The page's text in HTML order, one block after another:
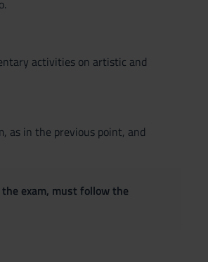
activities on artistic and
as in the previous point, and
exam, must follow the